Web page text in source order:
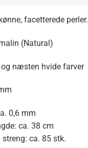
facetterede perler.
(Natural)
og næsten hvide farver
0,6 mm
ca. 38 cm
streng: ca. 85 stk.